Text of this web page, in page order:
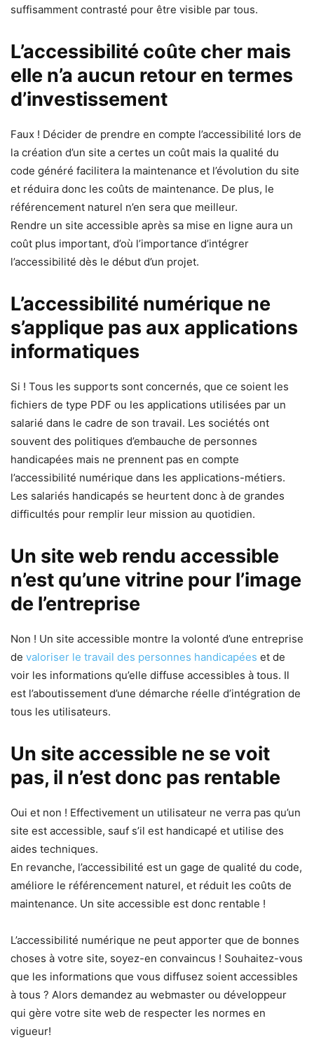
suffisamment contrasté pour être visible par tous.
L’accessibilité coûte cher mais
elle n’a aucun retour en termes
d’investissement
Faux ! Décider de prendre en compte l’accessibilité lors de
la création d’un site a certes un coût mais la qualité du
code généré facilitera la maintenance et l’évolution du site
et réduira donc les coûts de maintenance. De plus, le
référencement naturel n’en sera que meilleur.
Rendre un site accessible après sa mise en ligne aura un
coût plus important, d’où l’importance d’intégrer
l’accessibilité dès le début d’un projet.
L’accessibilité numérique ne
s’applique pas aux applications
informatiques
Si ! Tous les supports sont concernés, que ce soient les
fichiers de type PDF ou les applications utilisées par un
salarié dans le cadre de son travail. Les sociétés ont
souvent des politiques d’embauche de personnes
handicapées mais ne prennent pas en compte
l’accessibilité numérique dans les applications-métiers.
Les salariés handicapés se heurtent donc à de grandes
difficultés pour remplir leur mission au quotidien.
Un site web rendu accessible
n’est qu’une vitrine pour l’image
de l’entreprise
Non ! Un site accessible montre la volonté d’une entreprise
de valoriser le travail des personnes handicapées et de
voir les informations qu’elle diffuse accessibles à tous. Il
est l’aboutissement d’une démarche réelle d’intégration de
tous les utilisateurs.
Un site accessible ne se voit
pas, il n’est donc pas rentable
Oui et non ! Effectivement un utilisateur ne verra pas qu’un
site est accessible, sauf s’il est handicapé et utilise des
aides techniques.
En revanche, l’accessibilité est un gage de qualité du code,
améliore le référencement naturel, et réduit les coûts de
maintenance. Un site accessible est donc rentable !
L’accessibilité numérique ne peut apporter que de bonnes
choses à votre site, soyez-en convaincus ! Souhaitez-vous
que les informations que vous diffusez soient accessibles
à tous ? Alors demandez au webmaster ou développeur
qui gère votre site web de respecter les normes en
vigueur!